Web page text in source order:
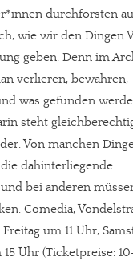
durchforsten
wie wir den Dingen
geben. Denn im
verlieren, bewahren,
was gefunden
steht
Von manchen
dahinterliegende
bei anderen
Comedia,
um 11 Uhr,
15 Uhr (Ticketpreise: